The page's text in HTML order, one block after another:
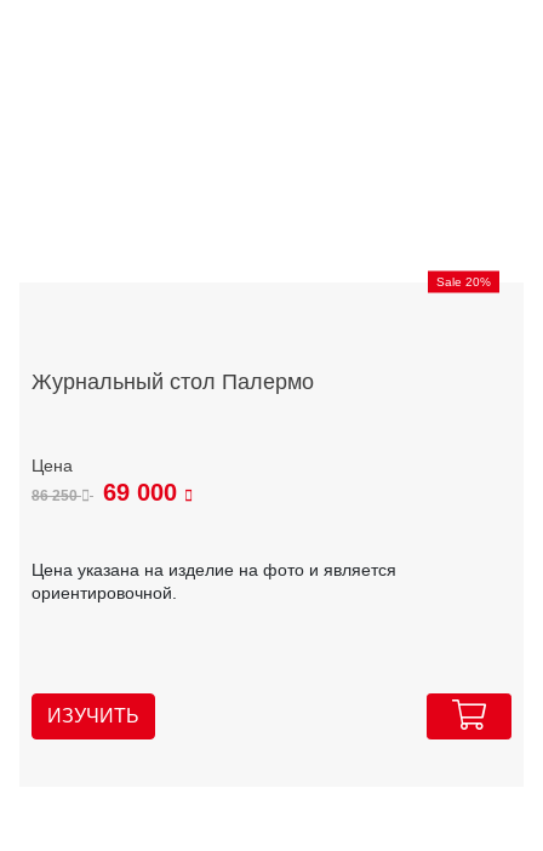
Sale 20%
Журнальный стол Палермо
86 250 69 000
Цена указана на изделие на фото и является
ориентировочной.
ИЗУЧИТЬ